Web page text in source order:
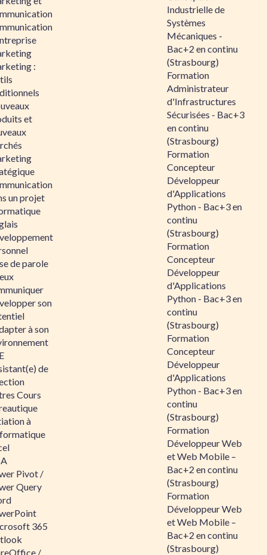
:
et
un projet
de parole
son
à son
de
Cours
à
Pivot /
Query
365
/
Industrielle de
Systèmes
Mécaniques -
Bac+2 en continu
(Strasbourg)
Formation
Administrateur
d'Infrastructures
Sécurisées - Bac+3
en continu
(Strasbourg)
Formation
Concepteur
Développeur
d'Applications
Python - Bac+3 en
continu
(Strasbourg)
Formation
Concepteur
Développeur
d'Applications
Python - Bac+3 en
continu
(Strasbourg)
Formation
Concepteur
Développeur
d'Applications
Python - Bac+3 en
continu
(Strasbourg)
Formation
Développeur Web
et Web Mobile –
Bac+2 en continu
(Strasbourg)
Formation
Développeur Web
et Web Mobile –
Bac+2 en continu
(Strasbourg)